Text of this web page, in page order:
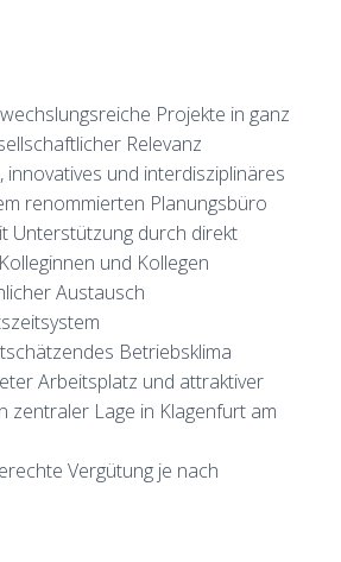
Projekte in ganz
Relevanz
innovatives und interdisziplinäres
renommierten Planungsbüro
Unterstützung durch direkt
und Kollegen
Austausch
Betriebsklima
Arbeitsplatz und attraktiver
zentraler Lage in Klagenfurt am
Vergütung je nach